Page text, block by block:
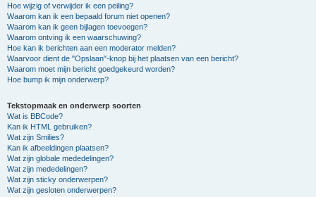
Hoe wijzig of verwijder ik een peiling?
Waarom kan ik een bepaald forum niet openen?
Waarom kan ik geen bijlagen toevoegen?
Waarom ontving ik een waarschuwing?
Hoe kan ik berichten aan een moderator melden?
Waarvoor dient de "Opslaan"-knop bij het plaatsen van een bericht?
Waarom moet mijn bericht goedgekeurd worden?
Hoe bump ik mijn onderwerp?
Tekstopmaak en onderwerp soorten
Wat is BBCode?
Kan ik HTML gebruiken?
Wat zijn Smilies?
Kan ik afbeeldingen plaatsen?
Wat zijn globale mededelingen?
Wat zijn mededelingen?
Wat zijn sticky onderwerpen?
Wat zijn gesloten onderwerpen?